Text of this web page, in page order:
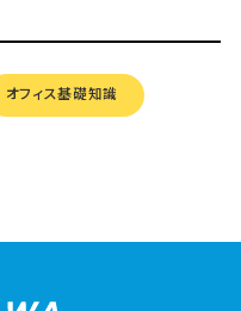
オフィス基礎知識